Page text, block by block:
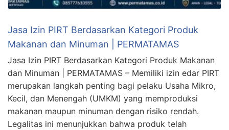
Jasa Izin PIRT Berdasarkan Kategori Produk
Makanan dan Minuman | PERMATAMAS
Jasa Izin PIRT Berdasarkan Kategori Produk Makanan
dan Minuman | PERMATAMAS – Memiliki izin edar PIRT
merupakan langkah penting bagi pelaku Usaha Mikro,
Kecil, dan Menengah (UMKM) yang memproduksi
makanan maupun minuman dengan risiko rendah.
Legalitas ini menunjukkan bahwa produk telah